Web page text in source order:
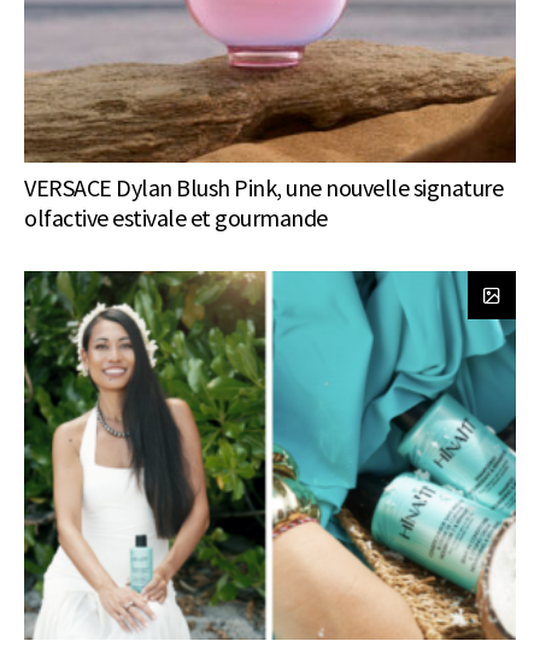
VERSACE Dylan Blush Pink, une nouvelle signature
olfactive estivale et gourmande